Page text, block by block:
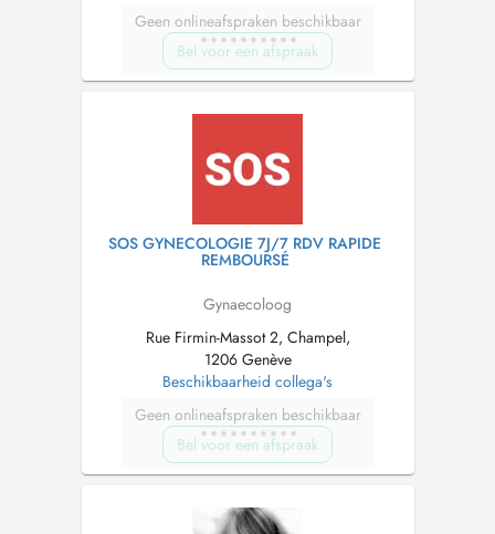
Geen onlineafspraken beschikbaar
Bel voor een afspraak
SOS GYNECOLOGIE 7J/7 RDV RAPIDE
REMBOURSÉ
Gynaecoloog
Rue Firmin-Massot 2, Champel,
1206 Genève
Beschikbaarheid collega's
Geen onlineafspraken beschikbaar
Bel voor een afspraak